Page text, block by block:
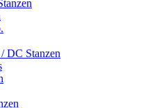
DC Stanzen